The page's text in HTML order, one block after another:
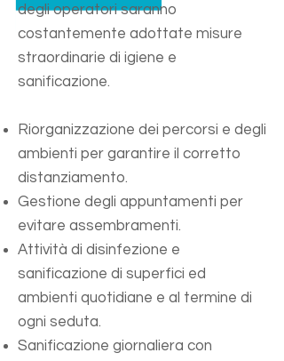
degli operatori saranno
costantemente adottate misure
straordinarie di igiene e
sanificazione.
Riorganizzazione dei percorsi e degli
ambienti per garantire il corretto
distanziamento.
Gestione degli appuntamenti per
evitare assembramenti.
Attività di disinfezione e
sanificazione di superfici ed
ambienti quotidiane e al termine di
ogni seduta.
Sanificazione giornaliera con